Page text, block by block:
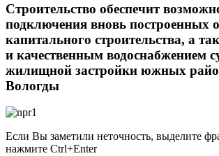
Строительство обеспечит
подключения вновь построенных
капитального строительства, а
и качественным водоснабжением
жилищной застройки южных
Вологды
Если Вы заметили неточность, выделите
нажмите Ctrl+Enter